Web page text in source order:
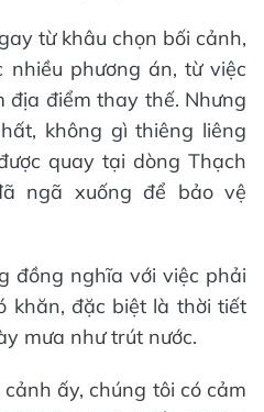
từ khâu chọn bối cảnh,
phương án, từ việc
địa điểm thay thế. Nhưng
không gì thiêng liêng
quay tại dòng Thạch
ngã xuống để bảo vệ
đồng nghĩa với việc phải
khăn, đặc biệt là thời tiết
mưa như trút nước.
ấy, chúng tôi có cảm